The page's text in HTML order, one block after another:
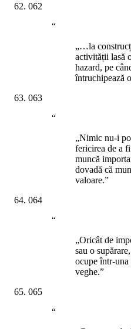
062
“
„…la
activității lasă
hazard, pe
întruchipează
063
“
„Nimic nu-i
fericirea de a
muncă
dovadă că
valoare.”
064
“
„Oricât de
sau o
ocupe într-una
veghe.”
065
“